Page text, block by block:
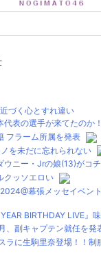
づく心とすれ違い
表の選手が来てたのか
フラーム所属を発表
を未だに忘れられない
ウニー・Jrの娘(13)がコ
クッソエロい
幕張メッセイベン
BIRTHDAY LIVE』
、副キャプテン就任を発
ラに生駒里奈登場！！制